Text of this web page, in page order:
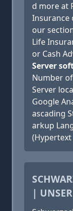
d more at
Insurance
our
Life
or Cash
Server
Number
Server
Google
ascading
arkup
|